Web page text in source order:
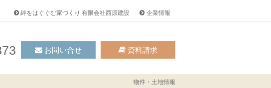
企業情報
絆をはぐぐむ家づくり 有限会社西原建設
お問い合せ 資料請求
物件・土地情報